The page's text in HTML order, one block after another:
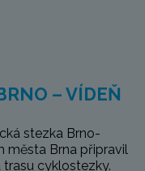
– VÍDEŇ
stezka Brno-
města Brna připravil
cyklostezky.